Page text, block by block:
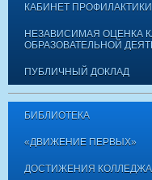
КАБИНЕТ
НЕЗАВИСИМАЯ ОЦЕНКА
ОБРАЗОВАТЕЛЬНОЙ
ПУБЛИЧНЫЙ ДОКЛАД
БИБЛИОТЕКА
«ДВИЖЕНИЕ ПЕРВЫХ»
ДОСТИЖЕНИЯ КОЛЛЕДЖА